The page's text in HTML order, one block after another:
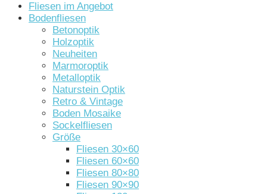
Fliesen im Angebot
Bodenfliesen
Betonoptik
Holzoptik
Neuheiten
Marmoroptik
Metalloptik
Naturstein Optik
Retro & Vintage
Boden Mosaike
Sockelfliesen
Größe
Fliesen 30×60
Fliesen 60×60
Fliesen 80×80
Fliesen 90×90